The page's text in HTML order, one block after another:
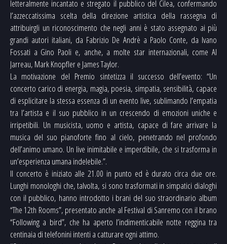
letteralmente incantato e stregato il pubblico del Cilea, confermando
l’azzeccatissima scelta della direzione artistica della rassegna di
attribuirgli un riconoscimento che negli anni è stato assegnato ai più
grandi autori italiani, da Fabrizio De Andrè a Paolo Conte, da Ivano
Fossati a Gino Paoli e, anche, a molte star internazionali, come Al
Jarreau, Mark Knopfler e James Taylor.
La motivazione del Premio sintetizza il successo dell’evento: “Un
concerto carico di energia, magia, poesia, simpatia, sensibilità, capace
di esplicitare la stessa essenza di un evento live, sublimando l’empatia
tra l’artista e il suo pubblico in un crescendo di emozioni uniche e
irripetibili. Un musicista, uomo e artista, capace di fare arrivare la
musica del suo pianoforte fino al cielo, penetrando nel profondo
dell’animo umano. Un live inimitabile e imperdibile, che si trasforma in
un’esperienza umana indelebile.”.
Il concerto è iniziato alle 21.00 in punto ed è durato circa due ore.
Lunghi monologhi che, talvolta, si sono trasformati in simpatici dialoghi
con il pubblico, hanno introdotto i brani del suo straordinario album
“The 12th Rooms”, presentato anche al Festival di Sanremo con il brano
“Following a bird”, che ha aperto l’indimenticabile notte reggina tra
centinaia di telefonini intenti a catturare ogni attimo.